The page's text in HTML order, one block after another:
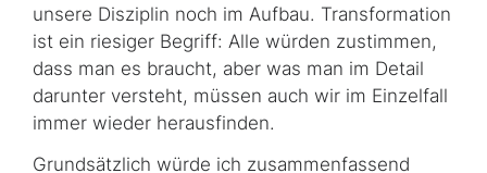
unsere Disziplin noch im Aufbau. Transformation
ist ein riesiger Begriff: Alle würden zustimmen,
dass man es braucht, aber was man im Detail
darunter versteht, müssen auch wir im Einzelfall
immer wieder herausfinden.
Grundsätzlich würde ich zusammenfassend